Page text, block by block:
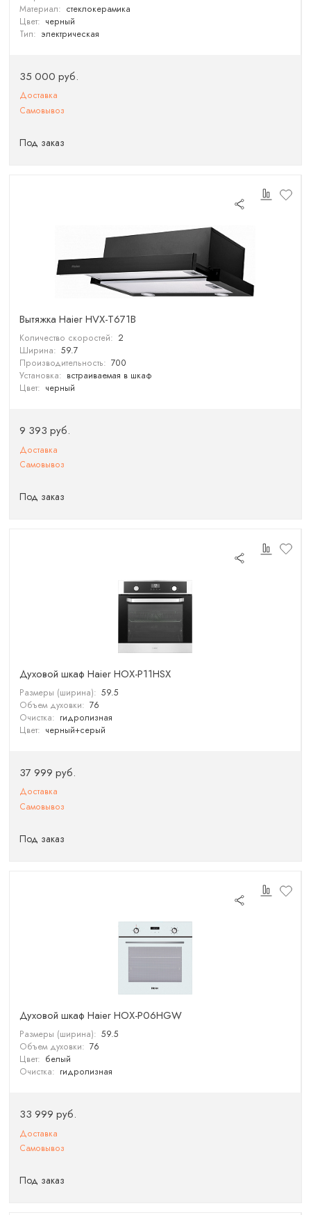
Материал: стеклокерамика
Цвет: черный
Тип: электрическая
35 000 руб.
Доставка
Самовывоз
Под заказ
Вытяжка Haier HVX-T671B
Количество скоростей: 2
Ширина: 59.7
Производительность: 700
Установка: встраиваемая в шкаф
Цвет: черный
9 393 руб.
Доставка
Самовывоз
Под заказ
Духовой шкаф Haier HOX-P11HSX
Размеры (ширина): 59.5
Объем духовки: 76
Очистка: гидролизная
Цвет: черный+cерый
37 999 руб.
Доставка
Самовывоз
Под заказ
Духовой шкаф Haier HOX-P06HGW
Размеры (ширина): 59.5
Объем духовки: 76
Цвет: белый
Очистка: гидролизная
33 999 руб.
Доставка
Самовывоз
Под заказ